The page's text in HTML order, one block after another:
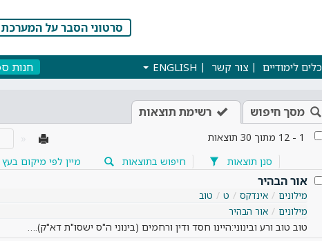
סרטוני הסבר על המערכת
כלים לימודיים צור קשר ENGLISH חנות
מסך חיפוש רשימת תוצאות
1
-
12 מתוך 30 תוצאות
סנן תוצאות
חיפוש בתוצאות מיין לפי מיקום בעץ
אור הבהיר
מילונים אינדקס ט
טוב
מילונים
אור הבהיר
טוב טוב ורע ובינוני:היינו חסד ודין ורחמים (בינוני ה"ס ישסו"ת דא"ק).…